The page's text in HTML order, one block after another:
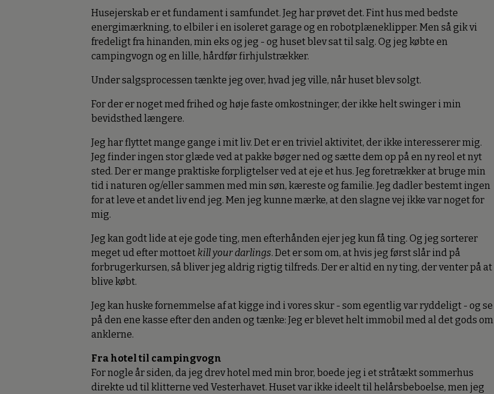
Husejerskab er et fundament i samfundet. Jeg har prøvet det. Fint hus med bedste
energimærkning, to elbiler i en isoleret garage og en robotplæneklipper. Men så gik vi
fredeligt fra hinanden, min eks og jeg - og huset blev sat til salg. Og jeg købte en
campingvogn og en lille, hårdfør firhjulstrækker.
Under salgsprocessen tænkte jeg over, hvad jeg ville, når huset blev solgt.
For der er noget med frihed og høje faste omkostninger, der ikke helt swinger i min
bevidsthed længere.
Jeg har flyttet mange gange i mit liv. Det er en triviel aktivitet, der ikke interesserer mig.
Jeg finder ingen stor glæde ved at pakke bøger ned og sætte dem op på en ny reol et nyt
sted. Der er mange praktiske forpligtelser ved at eje et hus. Jeg foretrækker at bruge min
tid i naturen og/eller sammen med min søn, kæreste og familie. Jeg dadler bestemt ingen
for at leve et andet liv end jeg. Men jeg kunne mærke, at den slagne vej ikke var noget for
mig.
Jeg kan godt lide at eje gode ting, men efterhånden ejer jeg kun få ting. Og jeg sorterer
meget ud efter mottoet kill your darlings. Det er som om, at hvis jeg først slår ind på
forbrugerkursen, så bliver jeg aldrig rigtig tilfreds. Der er altid en ny ting, der venter på at
blive købt.
Jeg kan huske fornemmelse af at kigge ind i vores skur - som egentlig var ryddeligt - og se
på den ene kasse efter den anden og tænke: Jeg er blevet helt immobil med al det gods om
anklerne.
Fra hotel til campingvogn
For nogle år siden, da jeg drev hotel med min bror, boede jeg i et stråtækt sommerhus
direkte ud til klitterne ved Vesterhavet. Huset var ikke ideelt til helårsbeboelse, men jeg